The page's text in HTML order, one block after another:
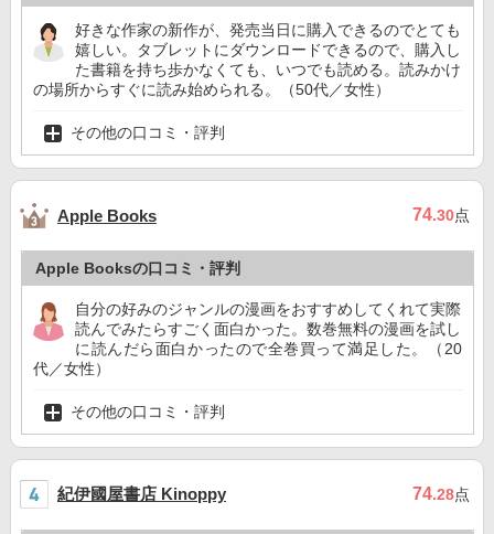
好きな作家の新作が、発売当日に購入できるのでとても
嬉しい。タブレットにダウンロードできるので、購入し
た書籍を持ち歩かなくても、いつでも読める。読みかけ
の場所からすぐに読み始められる。（50代／女性）
その他の口コミ・評判
Apple Books 74.30点
Apple Booksの口コミ・評判
自分の好みのジャンルの漫画をおすすめしてくれて実際
読んでみたらすごく面白かった。数巻無料の漫画を試し
に読んだら面白かったので全巻買って満足した。（20
代／女性）
その他の口コミ・評判
紀伊國屋書店 Kinoppy 74.28点